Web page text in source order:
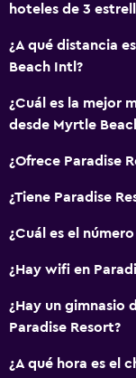
Piscina y spa
Bañera de
Piscina (cubierta)
Piscina al aire libre
Toallas para piscina
TV de pantalla
TV por cable o vía
hoteles de 3
¿A qué distancia
Beach Intl?
¿Cuál es la mejor
desde Myrtle
¿Ofrece Paradise
¿Tiene Paradise
¿Cuál es el
¿Hay wifi en
¿Hay un gimnasio
Paradise Resort?
¿A qué hora es el